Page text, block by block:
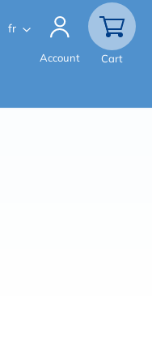
fr
Account Cart